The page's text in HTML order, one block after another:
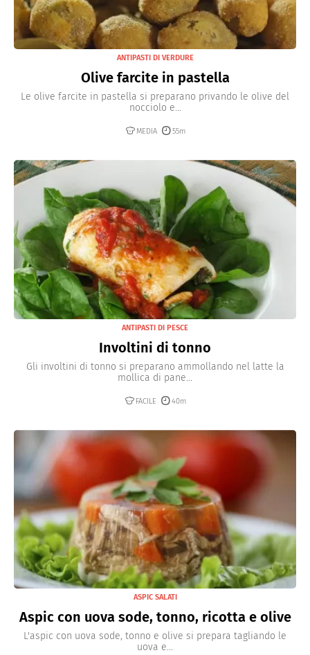
ANTIPASTI DI VERDURE
Olive farcite in pastella
Le olive farcite in pastella si preparano privando le olive del
nocciolo e...
MEDIA 55m
ANTIPASTI DI PESCE
Involtini di tonno
Gli involtini di tonno si preparano ammollando nel latte la
mollica di pane...
FACILE 40m
ASPIC SALATI
Aspic con uova sode, tonno, ricotta e olive
L'aspic con uova sode, tonno e olive si prepara tagliando le
uova e...